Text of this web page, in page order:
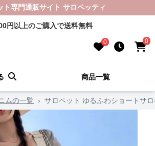
ト専門通販サイト サロペッティ
円以上のご購入で送料無料
0 0
商品一覧
ムの一覧 › サロペット ゆるふわショートサ